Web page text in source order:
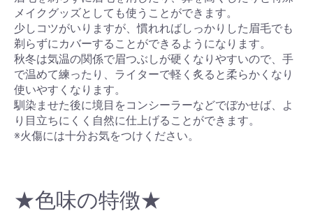
メイクグッズとしても使うことができます。
少しコツがいりますが、慣れればしっかりした眉毛でも
剃らずにカバーすることができるようになります。
秋冬は気温の関係で眉つぶしが硬くなりやすいので、手
で温めて練ったり、ライターで軽く炙ると柔らかくなり
使いやすくなります。
馴染ませた後に境目をコンシーラーなどでぼかせば、よ
り目立ちにくく自然に仕上げることができます。
※火傷には十分お気をつけください。
★色味の特徴★